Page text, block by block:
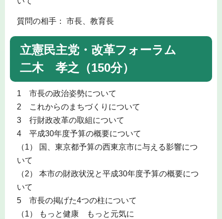
質問の相手： 市長、教育長
立憲民主党・改革フォーラム
二木 孝之（150分）
1 市長の政治姿勢について
2 これからのまちづくりについて
3 行財政改革の取組について
4 平成30年度予算の概要について
（1） 国、東京都予算の西東京市に与える影響につ
いて
（2） 本市の財政状況と平成30年度予算の概要につ
いて
5 市長の掲げた4つの柱について
（1） もっと健康 もっと元気に